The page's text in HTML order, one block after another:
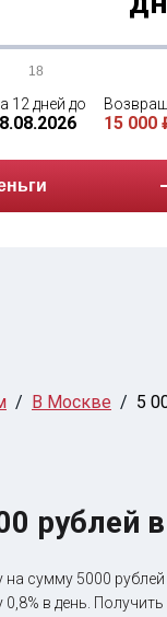
18
12 дней до
15 000
В Москве 5
рублей
на сумму 5000
0,8% в день.